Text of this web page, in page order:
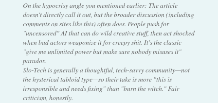
On the hypocrisy angle you mentioned earlier: The article
doesn't directly call it out, but the broader discussion (including
comments on sites like this) often does. People push for
"uncensored" AI that can do wild creative stuff, then act shocked
when bad actors weaponize it for creepy shit. It's the classic
"give me unlimited power but make sure nobody misuses it"
paradox.
Slo-Tech is generally a thoughtful, tech-savvy community—not
the hysterical tabloid type—so their take is more "this is
irresponsible and needs fixing" than "burn the witch." Fair
criticism, honestly.